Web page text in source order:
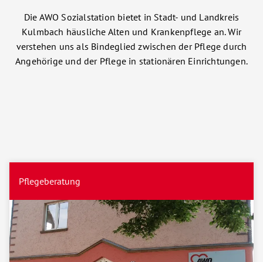
Die AWO Sozialstation bietet in Stadt- und Landkreis
Kulmbach häusliche Alten und Krankenpflege an. Wir
verstehen uns als Bindeglied zwischen der Pflege durch
Angehörige und der Pflege in stationären Einrichtungen.
Pflegeberatung